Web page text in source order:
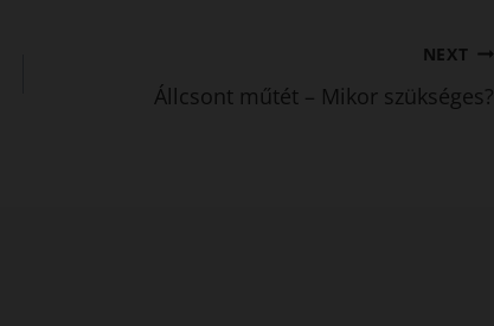
NEXT
Állcsont műtét – Mikor szükséges?